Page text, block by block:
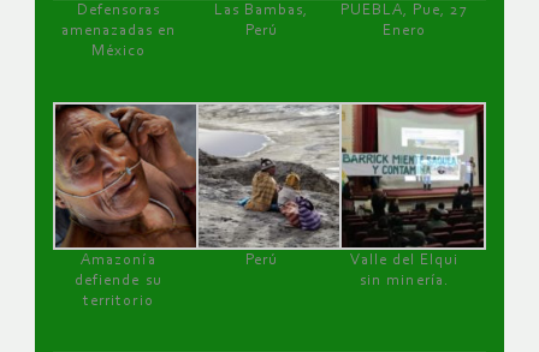
Defensoras
amenazadas en
México
Las Bambas,
Perú
PUEBLA, Pue, 27
Enero
Amazonía
defiende su
territorio
Perú
Valle del Elqui
sin minería.